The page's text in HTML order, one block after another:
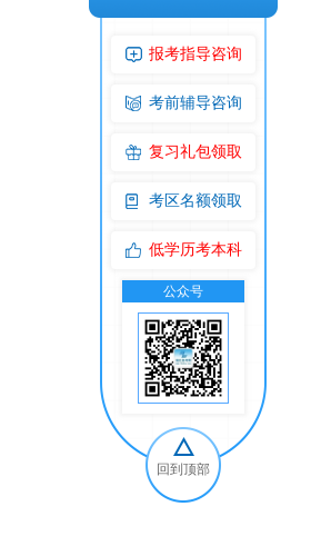
报考指导咨询
考前辅导咨询
复习礼包领取
考区名额领取
低学历考本科
公众号
回到顶部